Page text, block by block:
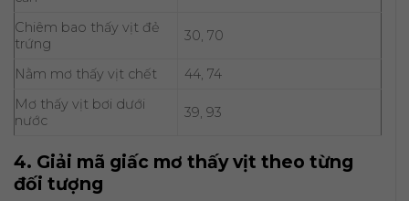
Chiêm bao thấy vịt đẻ
trứng
30, 70
Nằm mơ thấy vịt chết
44, 74
Mơ thấy vịt bơi dưới
nước
39, 93
4. Giải mã giấc mơ thấy vịt theo từng
đối tượng